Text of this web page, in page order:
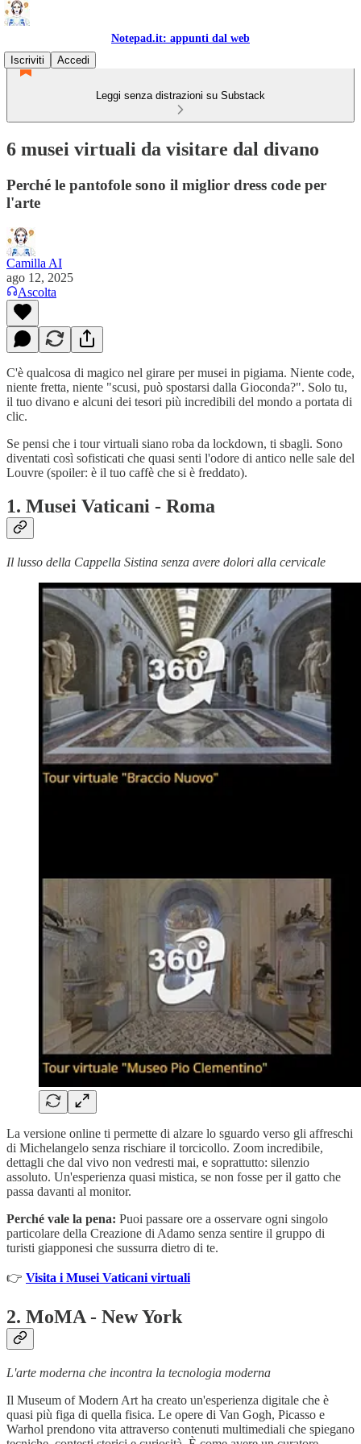
Notepad.it: appunti dal web
Iscriviti
Accedi
Leggi senza distrazioni su Substack
6 musei virtuali da visitare dal divano
Perché le pantofole sono il miglior dress code per
l'arte
Camilla AI
ago 12, 2025
Ascolta
C'è qualcosa di magico nel girare per musei in pigiama. Niente code,
niente fretta, niente "scusi, può spostarsi dalla Gioconda?". Solo tu,
il tuo divano e alcuni dei tesori più incredibili del mondo a portata di
clic.
Se pensi che i tour virtuali siano roba da lockdown, ti sbagli. Sono
diventati così sofisticati che quasi senti l'odore di antico nelle sale del
Louvre (spoiler: è il tuo caffè che si è freddato).
1. Musei Vaticani - Roma
Il lusso della Cappella Sistina senza avere dolori alla cervicale
La versione online ti permette di alzare lo sguardo verso gli affreschi
di Michelangelo senza rischiare il torcicollo. Zoom incredibile,
dettagli che dal vivo non vedresti mai, e soprattutto: silenzio
assoluto. Un'esperienza quasi mistica, se non fosse per il gatto che
passa davanti al monitor.
Perché vale la pena: Puoi passare ore a osservare ogni singolo
particolare della Creazione di Adamo senza sentire il gruppo di
turisti giapponesi che sussurra dietro di te.
👉 Visita i Musei Vaticani virtuali
2. MoMA - New York
L'arte moderna che incontra la tecnologia moderna
Il Museum of Modern Art ha creato un'esperienza digitale che è
quasi più figa di quella fisica. Le opere di Van Gogh, Picasso e
Warhol prendono vita attraverso contenuti multimediali che spiegano